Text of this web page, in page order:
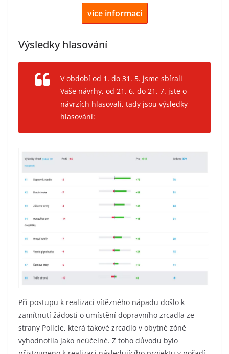
více informací
Výsledky hlasování
V období od 1. do 31. 5. jsme sbírali
Vaše návrhy, od 21. 6. do 21. 7. jste o
návrzích hlasovali, tady jsou výsledky
hlasování:
Při postupu k realizaci vítězného nápadu došlo k
zamítnutí žádosti o umístění dopravního zrcadla ze
strany Policie, která takové zrcadlo v obytné zóně
vyhodnotila jako neúčelné. Z toho důvodu bylo